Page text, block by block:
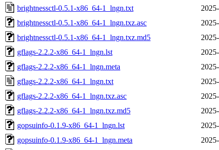
brightnessctl-0.5.1-x86_64-1_lngn.txt
brightnessctl-0.5.1-x86_64-1_lngn.txz.asc
brightnessctl-0.5.1-x86_64-1_lngn.txz.md5
gflags-2.2.2-x86_64-1_lngn.lst
gflags-2.2.2-x86_64-1_lngn.meta
gflags-2.2.2-x86_64-1_lngn.txt
gflags-2.2.2-x86_64-1_lngn.txz.asc
gflags-2.2.2-x86_64-1_lngn.txz.md5
gopsuinfo-0.1.9-x86_64-1_lngn.lst
gopsuinfo-0.1.9-x86_64-1_lngn.meta